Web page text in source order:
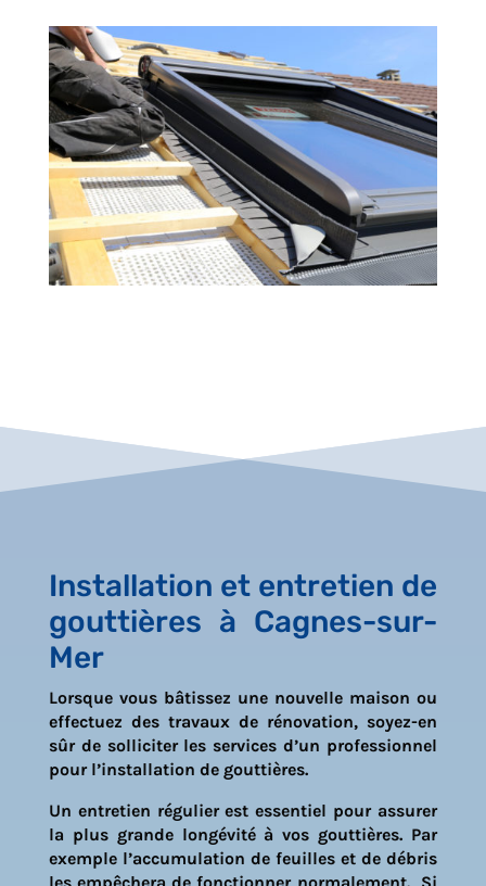
Installation et entretien de
gouttières à Cagnes-sur-
Mer
Lorsque vous bâtissez une nouvelle maison ou
effectuez des travaux de rénovation, soyez-en
sûr de solliciter les services d’un professionnel
pour l’installation de gouttières.
Un entretien régulier est essentiel pour assurer
la plus grande longévité à vos gouttières. Par
exemple l’accumulation de feuilles et de débris
les empêchera de fonctionner normalement. Si